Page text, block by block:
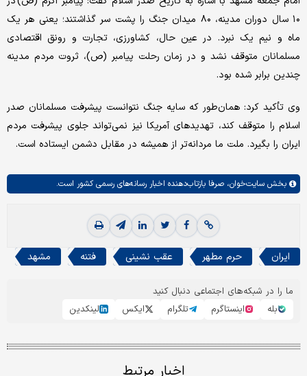
۱۰ سال دوران مدینه، ۸۰ میدان جنگ را پشت سر گذاشتند؛ یعنی هر یک
ماه و نیم یک نبرد. در عین حال، کشاورزی، تجارت و رونق اقتصادی
مسلمانان متوقف نشد و در زمان رحلت پیامبر (ص)، ثروت مردم مدینه
چندین برابر شده بود.
وی تأکید کرد: همان‌طور که سایه جنگ نتوانست پیشرفت مسلمانان صدر
اسلام را متوقف کند، تهدیدهای آمریکا نیز نمی‌تواند جلوی پیشرفت مردم
ایران را بگیرد. ملت ما مردانه‌تر از همیشه در مقابل دشمن ایستاده است.
بخش سایت‌خوان، صرفا بازتاب‌دهنده اخبار رسانه‌های رسمی کشور است.
ایران حرم مطهر عقب نشینی فتنه مشهد
ما را در شبکه‌های اجتماعی دنبال کنید
بله
اینستاگرم تلگرام ایکس لینکدین
اخبار مرتبط